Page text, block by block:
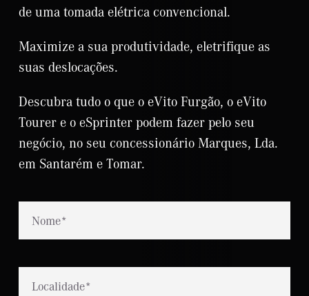
de uma tomada elétrica convencional.
Maximize a sua produtividade, eletrifique as
suas deslocações.
Descubra tudo o que o eVito Furgão, o eVito
Tourer e o eSprinter podem fazer pelo seu
negócio, no seu concessionário Marques, Lda.
em Santarém e Tomar.